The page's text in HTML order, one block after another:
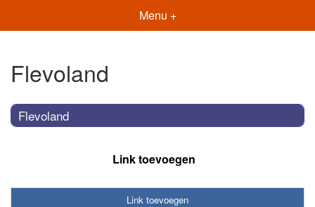
Menu +
Flevoland
Flevoland
Link toevoegen
Link toevoegen